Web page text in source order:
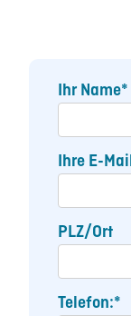
Ihr Name*
Ihre E-
PLZ/Ort
Telefon:*